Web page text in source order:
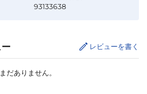
93133638
レビューを書く
だありません。